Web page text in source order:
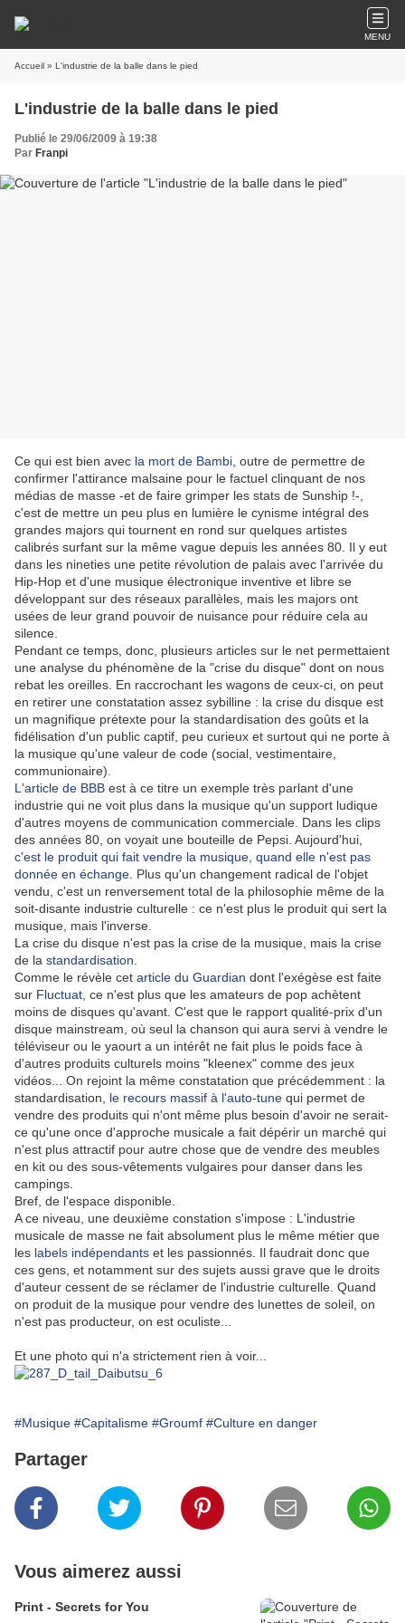
MENU
Accueil » L'industrie de la balle dans le pied
L'industrie de la balle dans le pied
Publié le 29/06/2009 à 19:38
Par Franpi
Ce qui est bien avec la mort de Bambi , outre de permettre de
confirmer l'attirance malsaine pour le factuel clinquant de nos
médias de masse -et de faire grimper les stats de Sunship !-,
c'est de mettre un peu plus en lumière le cynisme intégral des
grandes majors qui tournent en rond sur quelques artistes
calibrés surfant sur la même vague depuis les années 80. Il y eut
dans les nineties une petite révolution de palais avec l'arrivée du
Hip-Hop et d'une musique électronique inventive et libre se
développant sur des réseaux parallèles, mais les majors ont
usées de leur grand pouvoir de nuisance pour réduire cela au
silence.
Pendant ce temps, donc, plusieurs articles sur le net permettaient
une analyse du phénomène de la "crise du disque" dont on nous
rebat les oreilles. En raccrochant les wagons de ceux-ci, on peut
en retirer une constatation assez sybilline : la crise du disque est
un magnifique prétexte pour la standardisation des goûts et la
fidélisation d'un public captif, peu curieux et surtout qui ne porte à
la musique qu'une valeur de code (social, vestimentaire,
communionaire).
L'article de BBB est à ce titre un exemple très parlant d'une
industrie qui ne voit plus dans la musique qu'un support ludique
d'autres moyens de communication commerciale. Dans les clips
des années 80, on voyait une bouteille de Pepsi. Aujourd'hui,
c'est le produit qui fait vendre la musique, quand elle n'est pas
donnée en échange . Plus qu'un changement radical de l'objet
vendu, c'est un renversement total de la philosophie même de la
soit-disante industrie culturelle : ce n'est plus le produit qui sert la
musique, mais l'inverse.
La crise du disque n'est pas la crise de la musique, mais la crise
de la standardisation
Comme le révèle cet article du Guardian dont l'exégèse est faite
sur Fluctuat , ce n'est plus que les amateurs de pop achètent
moins de disques qu'avant. C'est que le rapport qualité-prix d'un
disque mainstream, où seul la chanson qui aura servi à vendre le
téléviseur ou le yaourt a un intérêt ne fait plus le poids face à
d'autres produits culturels moins "kleenex" comme des jeux
vidéos... On rejoint la même constatation que précédemment : la
standardisation, le recours massif à l'auto-tune qui permet de
vendre des produits qui n'ont même plus besoin d'avoir ne serait-
ce qu'une once d'approche musicale a fait dépérir un marché qui
n'est plus attractif pour autre chose que de vendre des meubles
en kit ou des sous-vêtements vulgaires pour danser dans les
campings.
Bref, de l'espace disponible.
A ce niveau, une deuxième constation s'impose : L'industrie
musicale de masse ne fait absolument plus le même métier que
les labels indépendants et les passionnés. Il faudrait donc que
ces gens, et notamment sur des sujets aussi grave que le droits
d'auteur cessent de se réclamer de l'industrie culturelle. Quand
on produit de la musique pour vendre des lunettes de soleil, on
n'est pas producteur, on est oculiste...
Et une photo qui n'a strictement rien à voir...
#Musique #Capitalisme #Groumf #Culture en danger
Partager
Vous aimerez aussi
Print - Secrets for You